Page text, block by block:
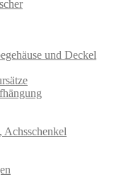
und Deckel
Achsschenkel